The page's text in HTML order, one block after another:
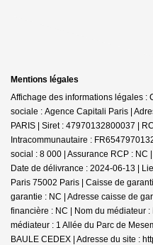
Mentions légales
Affichage des informations légales :
sociale : Agence Capitali Paris |
PARIS | Siret : 47970132800037 |
Intracommunautaire :
social : 8 000 | Assurance RCP : NC |
Date de délivrance : 2024-06-13 |
Paris 75002 Paris | Caisse de
garantie : NC | Adresse caisse de
financière : NC | Nom du médiateur :
médiateur : 1 Allée du Parc de
BAULE CEDEX | Adresse du site :